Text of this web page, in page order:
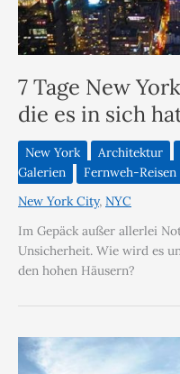
7 Tage New
die es in sich
New York Architektur
Galerien
Fernweh-Reisen
New York City, NYC
Im Gepäck außer allerlei
Unsicherheit. Wie wird es
den hohen Häusern?